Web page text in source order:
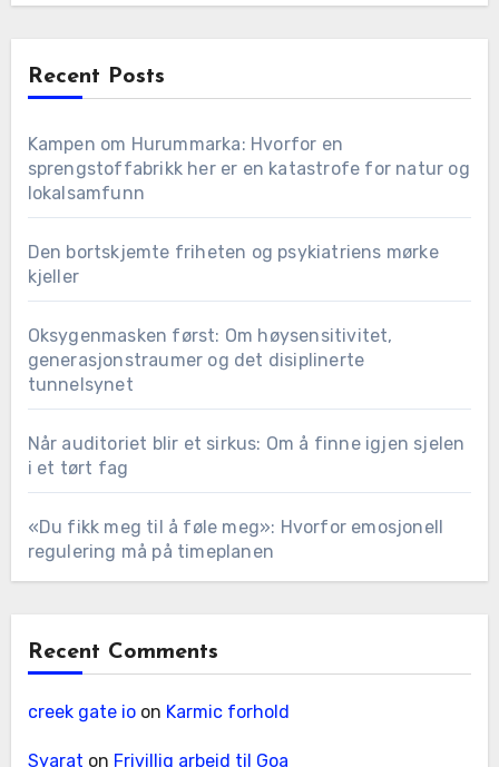
Recent Posts
Kampen om Hurummarka: Hvorfor en
sprengstoffabrikk her er en katastrofe for natur og
lokalsamfunn
Den bortskjemte friheten og psykiatriens mørke
kjeller
Oksygenmasken først: Om høysensitivitet,
generasjonstraumer og det disiplinerte
tunnelsynet
Når auditoriet blir et sirkus: Om å finne igjen sjelen
i et tørt fag
«Du fikk meg til å føle meg»: Hvorfor emosjonell
regulering må på timeplanen
Recent Comments
creek gate ioon Karmic forhold
Syarat on Frivillig arbeid til Goa